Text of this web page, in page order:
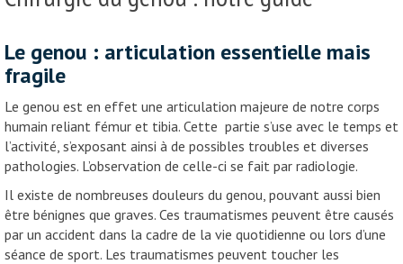
Le genou : articulation essentielle mais
fragile
Le genou est en effet une articulation majeure de notre corps
humain reliant fémur et tibia. Cette partie s’use avec le temps et
l’activité, s’exposant ainsi à de possibles troubles et diverses
pathologies. L’observation de celle-ci se fait par radiologie.
Il existe de nombreuses douleurs du genou, pouvant aussi bien
être bénignes que graves. Ces traumatismes peuvent être causés
par un accident dans la cadre de la vie quotidienne ou lors d’une
séance de sport. Les traumatismes peuvent toucher les